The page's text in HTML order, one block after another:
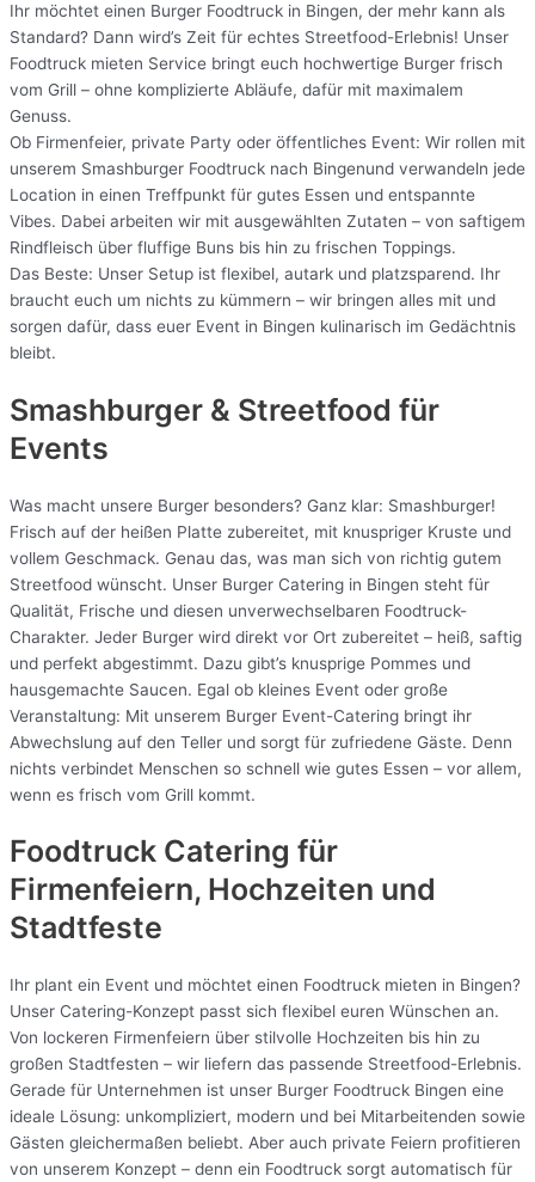
Ihr möchtet einen Burger Foodtruck in Bingen, der mehr kann als
Standard? Dann wird’s Zeit für echtes Streetfood-Erlebnis! Unser
Foodtruck mieten Service bringt euch hochwertige Burger frisch
vom Grill – ohne komplizierte Abläufe, dafür mit maximalem
Genuss.
Ob Firmenfeier, private Party oder öffentliches Event: Wir rollen mit
unserem Smashburger Foodtruck nach Bingenund verwandeln jede
Location in einen Treffpunkt für gutes Essen und entspannte
Vibes. Dabei arbeiten wir mit ausgewählten Zutaten – von saftigem
Rindfleisch über fluffige Buns bis hin zu frischen Toppings.
Das Beste: Unser Setup ist flexibel, autark und platzsparend. Ihr
braucht euch um nichts zu kümmern – wir bringen alles mit und
sorgen dafür, dass euer Event in Bingen kulinarisch im Gedächtnis
bleibt.
Smashburger & Streetfood für
Events
Was macht unsere Burger besonders? Ganz klar: Smashburger!
Frisch auf der heißen Platte zubereitet, mit knuspriger Kruste und
vollem Geschmack. Genau das, was man sich von richtig gutem
Streetfood wünscht. Unser Burger Catering in Bingen steht für
Qualität, Frische und diesen unverwechselbaren Foodtruck-
Charakter. Jeder Burger wird direkt vor Ort zubereitet – heiß, saftig
und perfekt abgestimmt. Dazu gibt’s knusprige Pommes und
hausgemachte Saucen. Egal ob kleines Event oder große
Veranstaltung: Mit unserem Burger Event-Catering bringt ihr
Abwechslung auf den Teller und sorgt für zufriedene Gäste. Denn
nichts verbindet Menschen so schnell wie gutes Essen – vor allem,
wenn es frisch vom Grill kommt.
Foodtruck Catering für
Firmenfeiern, Hochzeiten und
Stadtfeste
Ihr plant ein Event und möchtet einen Foodtruck mieten in Bingen?
Unser Catering-Konzept passt sich flexibel euren Wünschen an.
Von lockeren Firmenfeiern über stilvolle Hochzeiten bis hin zu
großen Stadtfesten – wir liefern das passende Streetfood-Erlebnis.
Gerade für Unternehmen ist unser Burger Foodtruck Bingen eine
ideale Lösung: unkompliziert, modern und bei Mitarbeitenden sowie
Gästen gleichermaßen beliebt. Aber auch private Feiern profitieren
von unserem Konzept – denn ein Foodtruck sorgt automatisch für